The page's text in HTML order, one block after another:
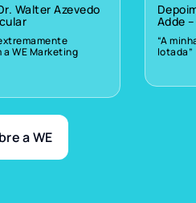
Walter Azevedo
WE Marketing
Adde
“A
lotada”
a WE